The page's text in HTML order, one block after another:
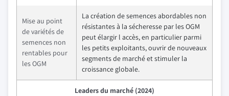
Mise au point
de variétés de
semences non
rentables pour
les OGM
La création de semences abordables non
résistantes à la sécheresse par les OGM
peut élargir l accès, en particulier parmi
les petits exploitants, ouvrir de nouveaux
segments de marché et stimuler la
croissance globale.
Leaders du marché (2024)